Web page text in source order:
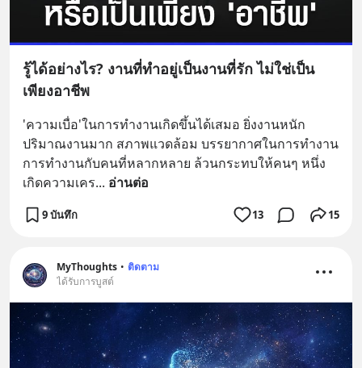
รู้ได้อย่างไร? งานที่ทำอยู่เป็นงานที่รัก ไม่ใช่เป็น
เพียงอาชีพ
'ความเบื่อ'ในการทำงานเกิดขึ้นได้เสมอ ยิ่งงานหนัก
ปริมาณงานมาก สภาพแวดล้อม บรรยากาศในการทำงาน
การทำงานกับคนที่หลากหลาย ล้วนกระทบให้คนๆ หนึ่ง
เกิดความเคร... อ่านต่อ
9 บันทึก 13 15
MyThoughts • ติดตาม
ได้รับการบูสต์